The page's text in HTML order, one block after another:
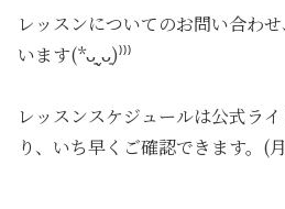
レッスンについてのお問い合わ
います(*ᴗ͈ˬᴗ͈)⁾⁾⁾
レッスンスケジュールは公式ラ
り、いち早くご確認できます。(